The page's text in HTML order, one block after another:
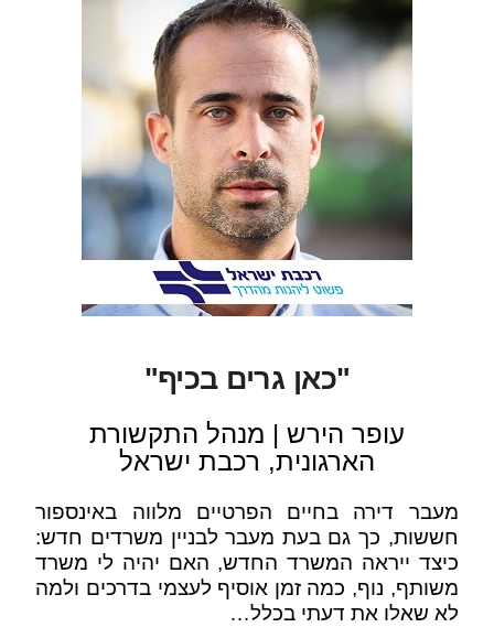
"כאן גרים בכיף"
עופר הירש | מנהל התקשורת
הארגונית, רכבת ישראל
מעבר דירה בחיים הפרטיים מלווה באינספור
חששות, כך גם בעת מעבר לבניין משרדים חדש:
כיצד ייראה המשרד החדש, האם יהיה לי משרד
משותף, נוף, כמה זמן אוסיף לעצמי בדרכים ולמה
לא שאלו את דעתי בכלל…